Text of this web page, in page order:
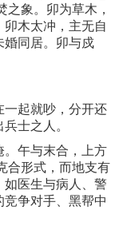
之象。卯为草木，
木太冲，主无自
婚同居。卯与戍
一起就吵，分开还
出兵士之人。
。午与末合，上方
合形式，而地支有
如医生与病人、警
争对手、黑帮中